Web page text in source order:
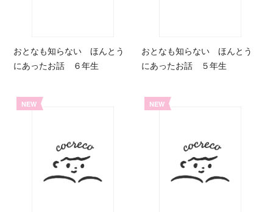
おとなも知らない ほんとう
にあったお話 ６年生
おとなも知らない ほんとう
にあったお話 ５年生
NEW NEW